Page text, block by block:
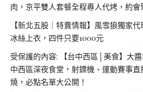
肉，京平雙人套餐全程專人代烤，約會
【新北五股｜特賣情報】風雪狼獨家
冰絲上衣，四件只要1000元
受保護的內容: 【台中西區│美食】大
中西區深夜食堂，射鏢機、運動賽事
燒，必點名單大公開！